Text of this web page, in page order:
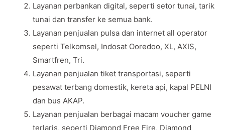
Layanan perbankan digital, seperti setor tunai, tarik
tunai dan transfer ke semua bank.
Layanan penjualan pulsa dan internet all operator
seperti Telkomsel, Indosat Ooredoo, XL, AXIS,
Smartfren, Tri.
Layanan penjualan tiket transportasi, seperti
pesawat terbang domestik, kereta api, kapal PELNI
dan bus AKAP.
Layanan penjualan berbagai macam voucher game
terlaris, seperti Diamond Free Fire, Diamond